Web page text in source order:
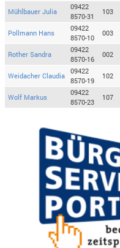
Mühlbauer Julia
09422
8570-31
103
Pollmann Hans
09422
8570-10
003
Rother Sandra
09422
8570-16
002
Weidacher Claudia
09422
8570-19
102
Wolf Markus
09422
8570-23
107